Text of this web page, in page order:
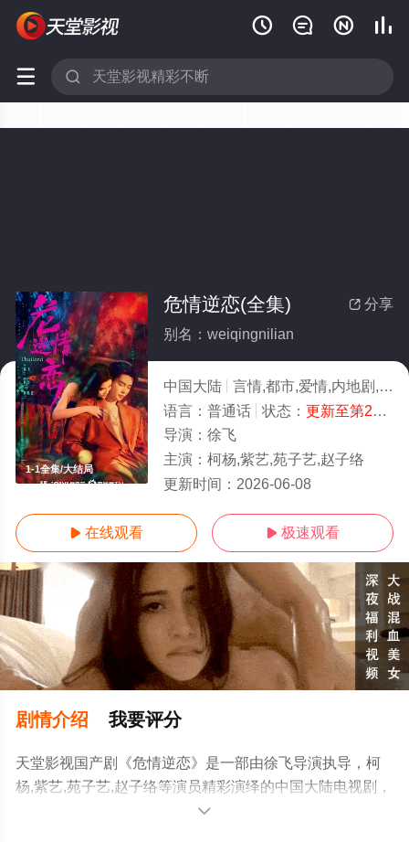
   
 
1-1全集/大结局
 分享
危情逆恋(全集)
别名：weiqingnilian
中国大陆
言情,都市,爱情,内地剧,内地
语言： 普通话 状态： 更新至第20集
导演： 徐飞
主演： 柯杨,紫艺,苑子艺,赵子络
更新时间： 2026-06-08
 在线观看  极速观看
剧情介绍 我要评分
天堂影视国产剧《危情逆恋》是一部由徐飞导演执导，柯
杨,紫艺,苑子艺,赵子络等演员精彩演绎的中国大陆电视剧，
大结局剧情已揭晓（1-1全集），手机免费观看高清无删减
